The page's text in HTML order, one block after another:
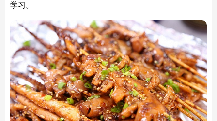
学习。